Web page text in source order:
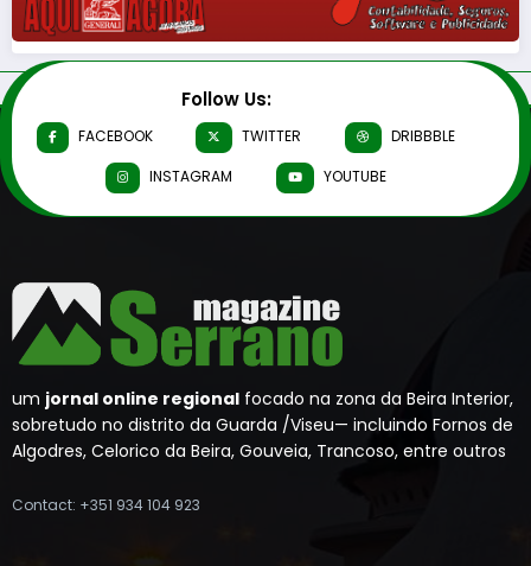
Follow Us:
FACEBOOK TWITTER
DRIBBBLE
INSTAGRAM
YOUTUBE
um jornal online regional focado na zona da Beira Interior,
sobretudo no distrito da Guarda /Viseu— incluindo Fornos de
Algodres, Celorico da Beira, Gouveia, Trancoso, entre outros
Contact: +351 934 104 923